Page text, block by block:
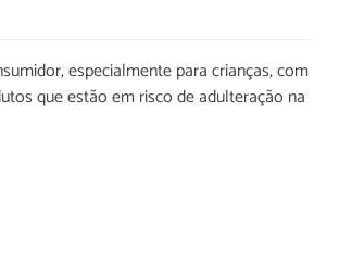
especialmente para crianças, com
que estão em risco de adulteração na